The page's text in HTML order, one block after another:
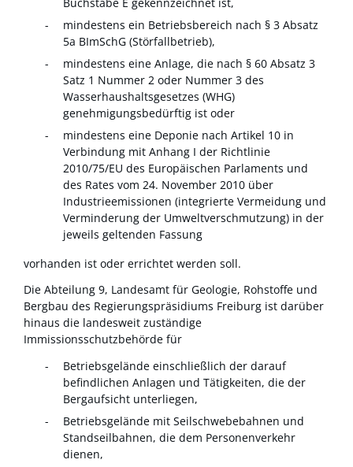
mindestens ein Betriebsbereich nach § 3 Absatz
5a BImSchG (Störfallbetrieb),
mindestens eine Anlage, die nach § 60 Absatz 3
Satz 1 Nummer 2 oder Nummer 3 des
Wasserhaushaltsgesetzes (WHG)
genehmigungsbedürftig ist oder
mindestens eine Deponie nach Artikel 10 in
Verbindung mit Anhang I der Richtlinie
2010/75/EU des Europäischen Parlaments und
des Rates vom 24. November 2010 über
Industrieemissionen (integrierte Vermeidung und
Verminderung der Umweltverschmutzung) in der
jeweils geltenden Fassung
vorhanden ist oder errichtet werden soll.
Die Abteilung 9, Landesamt für Geologie, Rohstoffe und
Bergbau des Regierungspräsidiums Freiburg ist darüber
hinaus die landesweit zuständige
Immissionsschutzbehörde für
Betriebsgelände einschließlich der darauf
befindlichen Anlagen und Tätigkeiten, die der
Bergaufsicht unterliegen,
Betriebsgelände mit Seilschwebebahnen und
Standseilbahnen, die dem Personenverkehr
dienen,